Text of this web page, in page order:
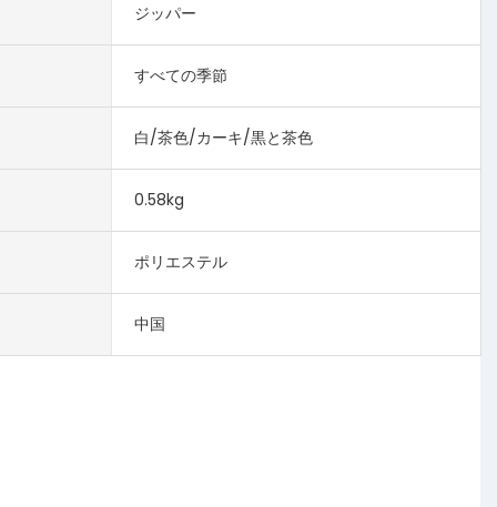
ジッパー
すべての季節
白/茶色/カーキ/黒と茶色
0.58kg
ポリエステル
中国